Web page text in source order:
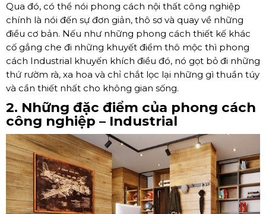
Qua đó, có thể nói phong cách nội thất công nghiệp
chính là nói đến sự đơn giản, thô sơ và quay về những
điều cơ bản. Nếu như những phong cách thiết kế khác
cố gắng che đi những khuyết điểm thô mộc thì phong
cách Industrial khuyến khích điều đó, nó gọt bỏ đi những
thứ rườm rà, xa hoa và chỉ chắt lọc lại những gì thuần túy
và cần thiết nhất cho không gian sống.
2. Những đặc điểm của phong cách
công nghiệp – Industrial